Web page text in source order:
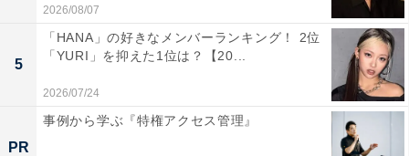
位に入っています。
2026/08/07
5
「HANA」の好きなメンバーランキング！ 2位
「YURI」を抑えた1位は？【20...
2026/07/24
PR
事例から学ぶ『特権アクセス管理』